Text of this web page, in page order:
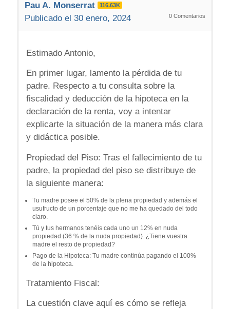
Pau A. Monserrat 116.63K
Publicado el 30 enero, 2024 0 Comentarios
Estimado Antonio,
En primer lugar, lamento la pérdida de tu
padre. Respecto a tu consulta sobre la
fiscalidad y deducción de la hipoteca en la
declaración de la renta, voy a intentar
explicarte la situación de la manera más clara
y didáctica posible.
Propiedad del Piso: Tras el fallecimiento de tu
padre, la propiedad del piso se distribuye de
la siguiente manera:
Tu madre posee el 50% de la plena propiedad y además el
usufructo de un porcentaje que no me ha quedado del todo
claro.
Tú y tus hermanos tenéis cada uno un 12% en nuda
propiedad (36 % de la nuda propiedad). ¿Tiene vuestra
madre el resto de propiedad?
Pago de la Hipoteca: Tu madre continúa pagando el 100%
de la hipoteca.
Tratamiento Fiscal:
La cuestión clave aquí es cómo se refleja